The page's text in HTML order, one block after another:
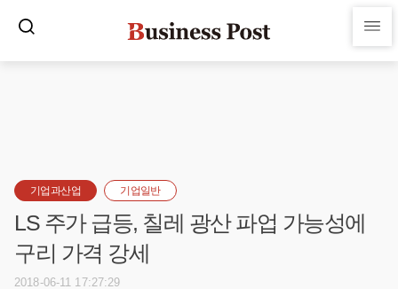
기업과산업 기업일반
LS 주가 급등, 칠레 광산 파업 가능성에
구리 가격 강세
2018-06-11 17:27:29